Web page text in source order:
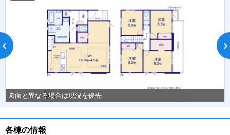
図面と異なる場合は現況を優先
各棟の情報